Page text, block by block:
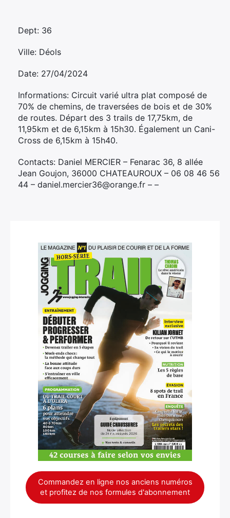
Dept: 36
Ville: Déols
Date: 27/04/2024
Informations: Circuit varié ultra plat composé de
70% de chemins, de traversées de bois et de 30%
de routes. Départ des 3 trails de 17,75km, de
11,95km et de 6,15km à 15h30. Également un Cani-
Cross de 6,15km à 15h40.
Contacts: Daniel MERCIER – Fenarac 36, 8 allée
Jean Goujon, 36000 CHATEAUROUX – 06 08 46 56
44 – daniel.mercier36@orange.fr – –
Commandez en ligne nos anciens numéros
et profitez de nos formules d'abonnement